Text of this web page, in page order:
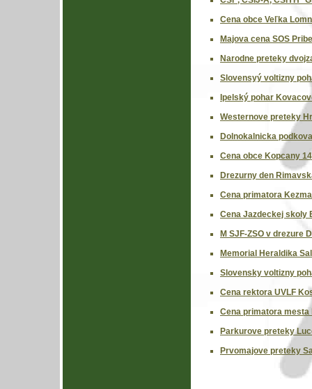
Cena obce Veľka
Majova cena SOS
Narodne preteky
Slovensyý voltizny
Ipelský pohar
Westernove preteky
Dolnokalnicka
Cena obce Kopcany
Drezurny den
Cena primatora
Cena Jazdeckej skoly
M SJF-ZSO v drezure
Memorial Heraldika
Slovensky voltizny
Cena rektora UVLF
Cena primatora mesta
Parkurove preteky
Prvomajove preteky